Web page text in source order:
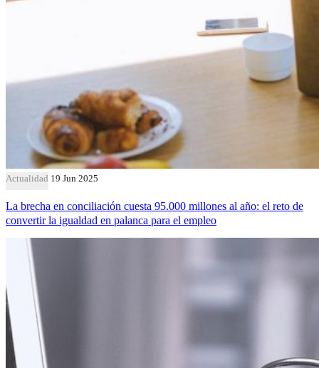
Actualidad 19 Jun 2025
La brecha en conciliación cuesta 95.000 millones al año: el reto de
convertir la igualdad en palanca para el empleo